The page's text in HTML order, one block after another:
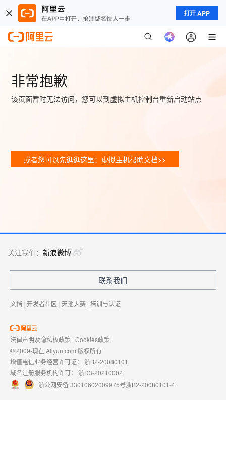
打开 APP
非常抱歉
该页面暂时无法访问，您可以到虚拟主机控制台重新启动站点
或者您可以先逛逛这里：虚拟主机帮助文档>>